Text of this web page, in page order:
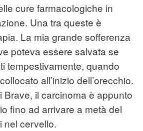
cure farmacologiche in
Una tra queste è
La mia grande sofferenza
poteva essere salvata se
tempestivamente, quando
all’inizio dell’orecchio.
Brave, il carcinoma è appunto
fino ad arrivare a metà del
nel cervello.